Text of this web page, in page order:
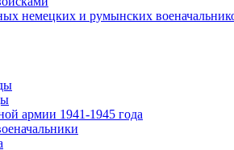
немецких и румынских
армии 1941-1945 года